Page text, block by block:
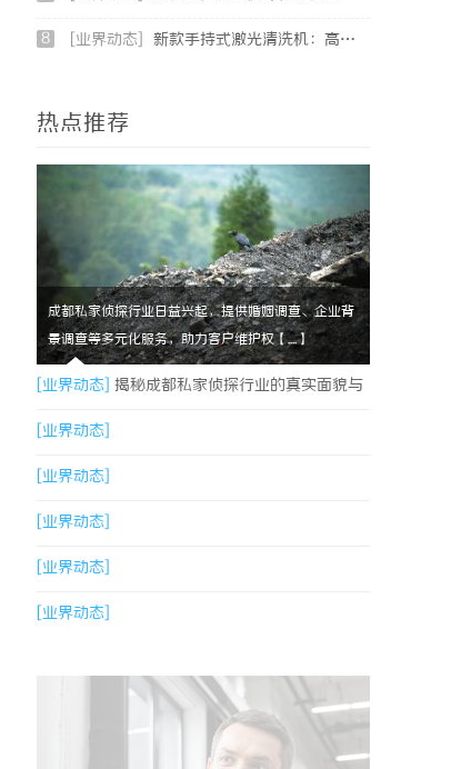
8 [业界动态] 新款手持式激光清洗机：高效清洁的新时代
热点推荐
成都私家侦探行业日益兴起，提供婚姻调查、企业背
景调查等多元化服务，助力客户维护权【....】
[业界动态] 揭秘成都私家侦探行业的真实面貌与
专业服务
[业界动态]
[业界动态]
[业界动态]
[业界动态]
[业界动态]